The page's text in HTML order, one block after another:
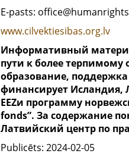
E-pasts:
www.cilvektiesibas.org.lv
Информативный
пути к более
образование,
финансирует Исландия,
EEZи программу
fonds”. За содержание
Латвийский центр по
Publicēts: 2024-02-05